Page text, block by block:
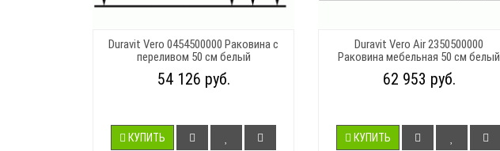
Duravit Vero 0454500000 Раковина с
переливом 50 см белый
54 126 руб.
КУПИТЬ
Duravit Vero Air 2350500000
Раковина мебельная 50 см белый
62 953 руб.
КУПИТЬ